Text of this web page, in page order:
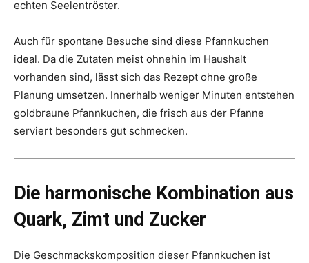
echten Seelentröster.
Auch für spontane Besuche sind diese Pfannkuchen
ideal. Da die Zutaten meist ohnehin im Haushalt
vorhanden sind, lässt sich das Rezept ohne große
Planung umsetzen. Innerhalb weniger Minuten entstehen
goldbraune Pfannkuchen, die frisch aus der Pfanne
serviert besonders gut schmecken.
Die harmonische Kombination aus
Quark, Zimt und Zucker
Die Geschmackskomposition dieser Pfannkuchen ist